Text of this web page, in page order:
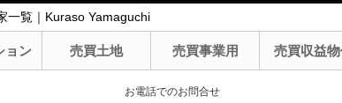
一覧｜Kuraso Yamaguchi
ョン 売買土地 売買事業用 売買収益
お電話でのお問合せ